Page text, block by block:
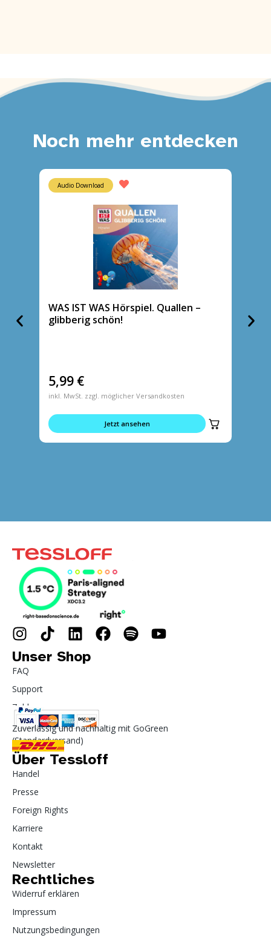
Noch mehr entdecken
Audio Download
WAS IST WAS Hörspiel. Quallen –
glibberig schön!
5,99 €
inkl. MwSt. zzgl. möglicher Versandkosten
Jetzt ansehen
Unser Shop
FAQ
Support
Zahlung
Zuverlässig und nachhaltig mit GoGreen
(Standardversand)
Über Tessloff
Handel
Presse
Foreign Rights
Karriere
Kontakt
Newsletter
Rechtliches
Widerruf erklären
Impressum
Nutzungsbedingungen